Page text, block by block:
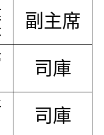
副主席
司庫
司庫